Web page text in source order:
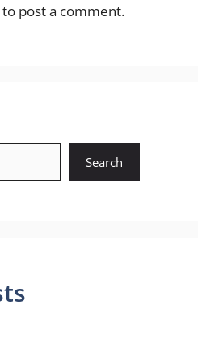
to post a comment.
Search